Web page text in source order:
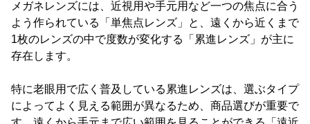
メガネレンズには、近視用や手元用など一つの焦点に合う
よう作られている「単焦点レンズ」と、遠くから近くまで
1枚のレンズの中で度数が変化する「累進レンズ」が主に
存在します。
特に老眼用で広く普及している累進レンズは、選ぶタイプ
によってよく見える範囲が異なるため、商品選びが重要で